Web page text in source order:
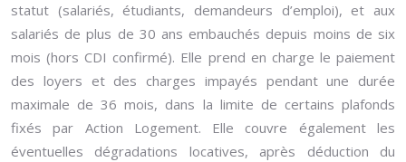
statut (salariés, étudiants, demandeurs d’emploi), et aux
salariés de plus de 30 ans embauchés depuis moins de six
mois (hors CDI confirmé). Elle prend en charge le paiement
des loyers et des charges impayés pendant une durée
maximale de 36 mois, dans la limite de certains plafonds
fixés par Action Logement. Elle couvre également les
éventuelles dégradations locatives, après déduction du